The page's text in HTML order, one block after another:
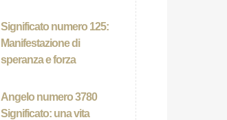
Significato numero 125:
Manifestazione di
speranza e forza
Angelo numero 3780
Significato: una vita